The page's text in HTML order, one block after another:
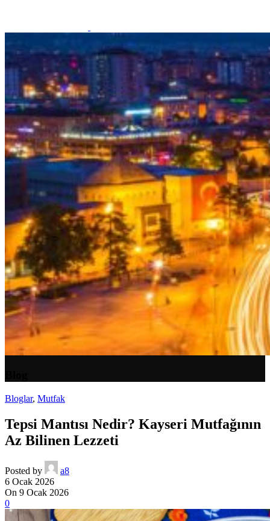
Bloglar, Mutfak
Tepsi Mantısı Nedir? Kayseri Mutfağının
Az Bilinen Lezzeti
Posted by
a8
6 Ocak 2026
On 9 Ocak 2026
0